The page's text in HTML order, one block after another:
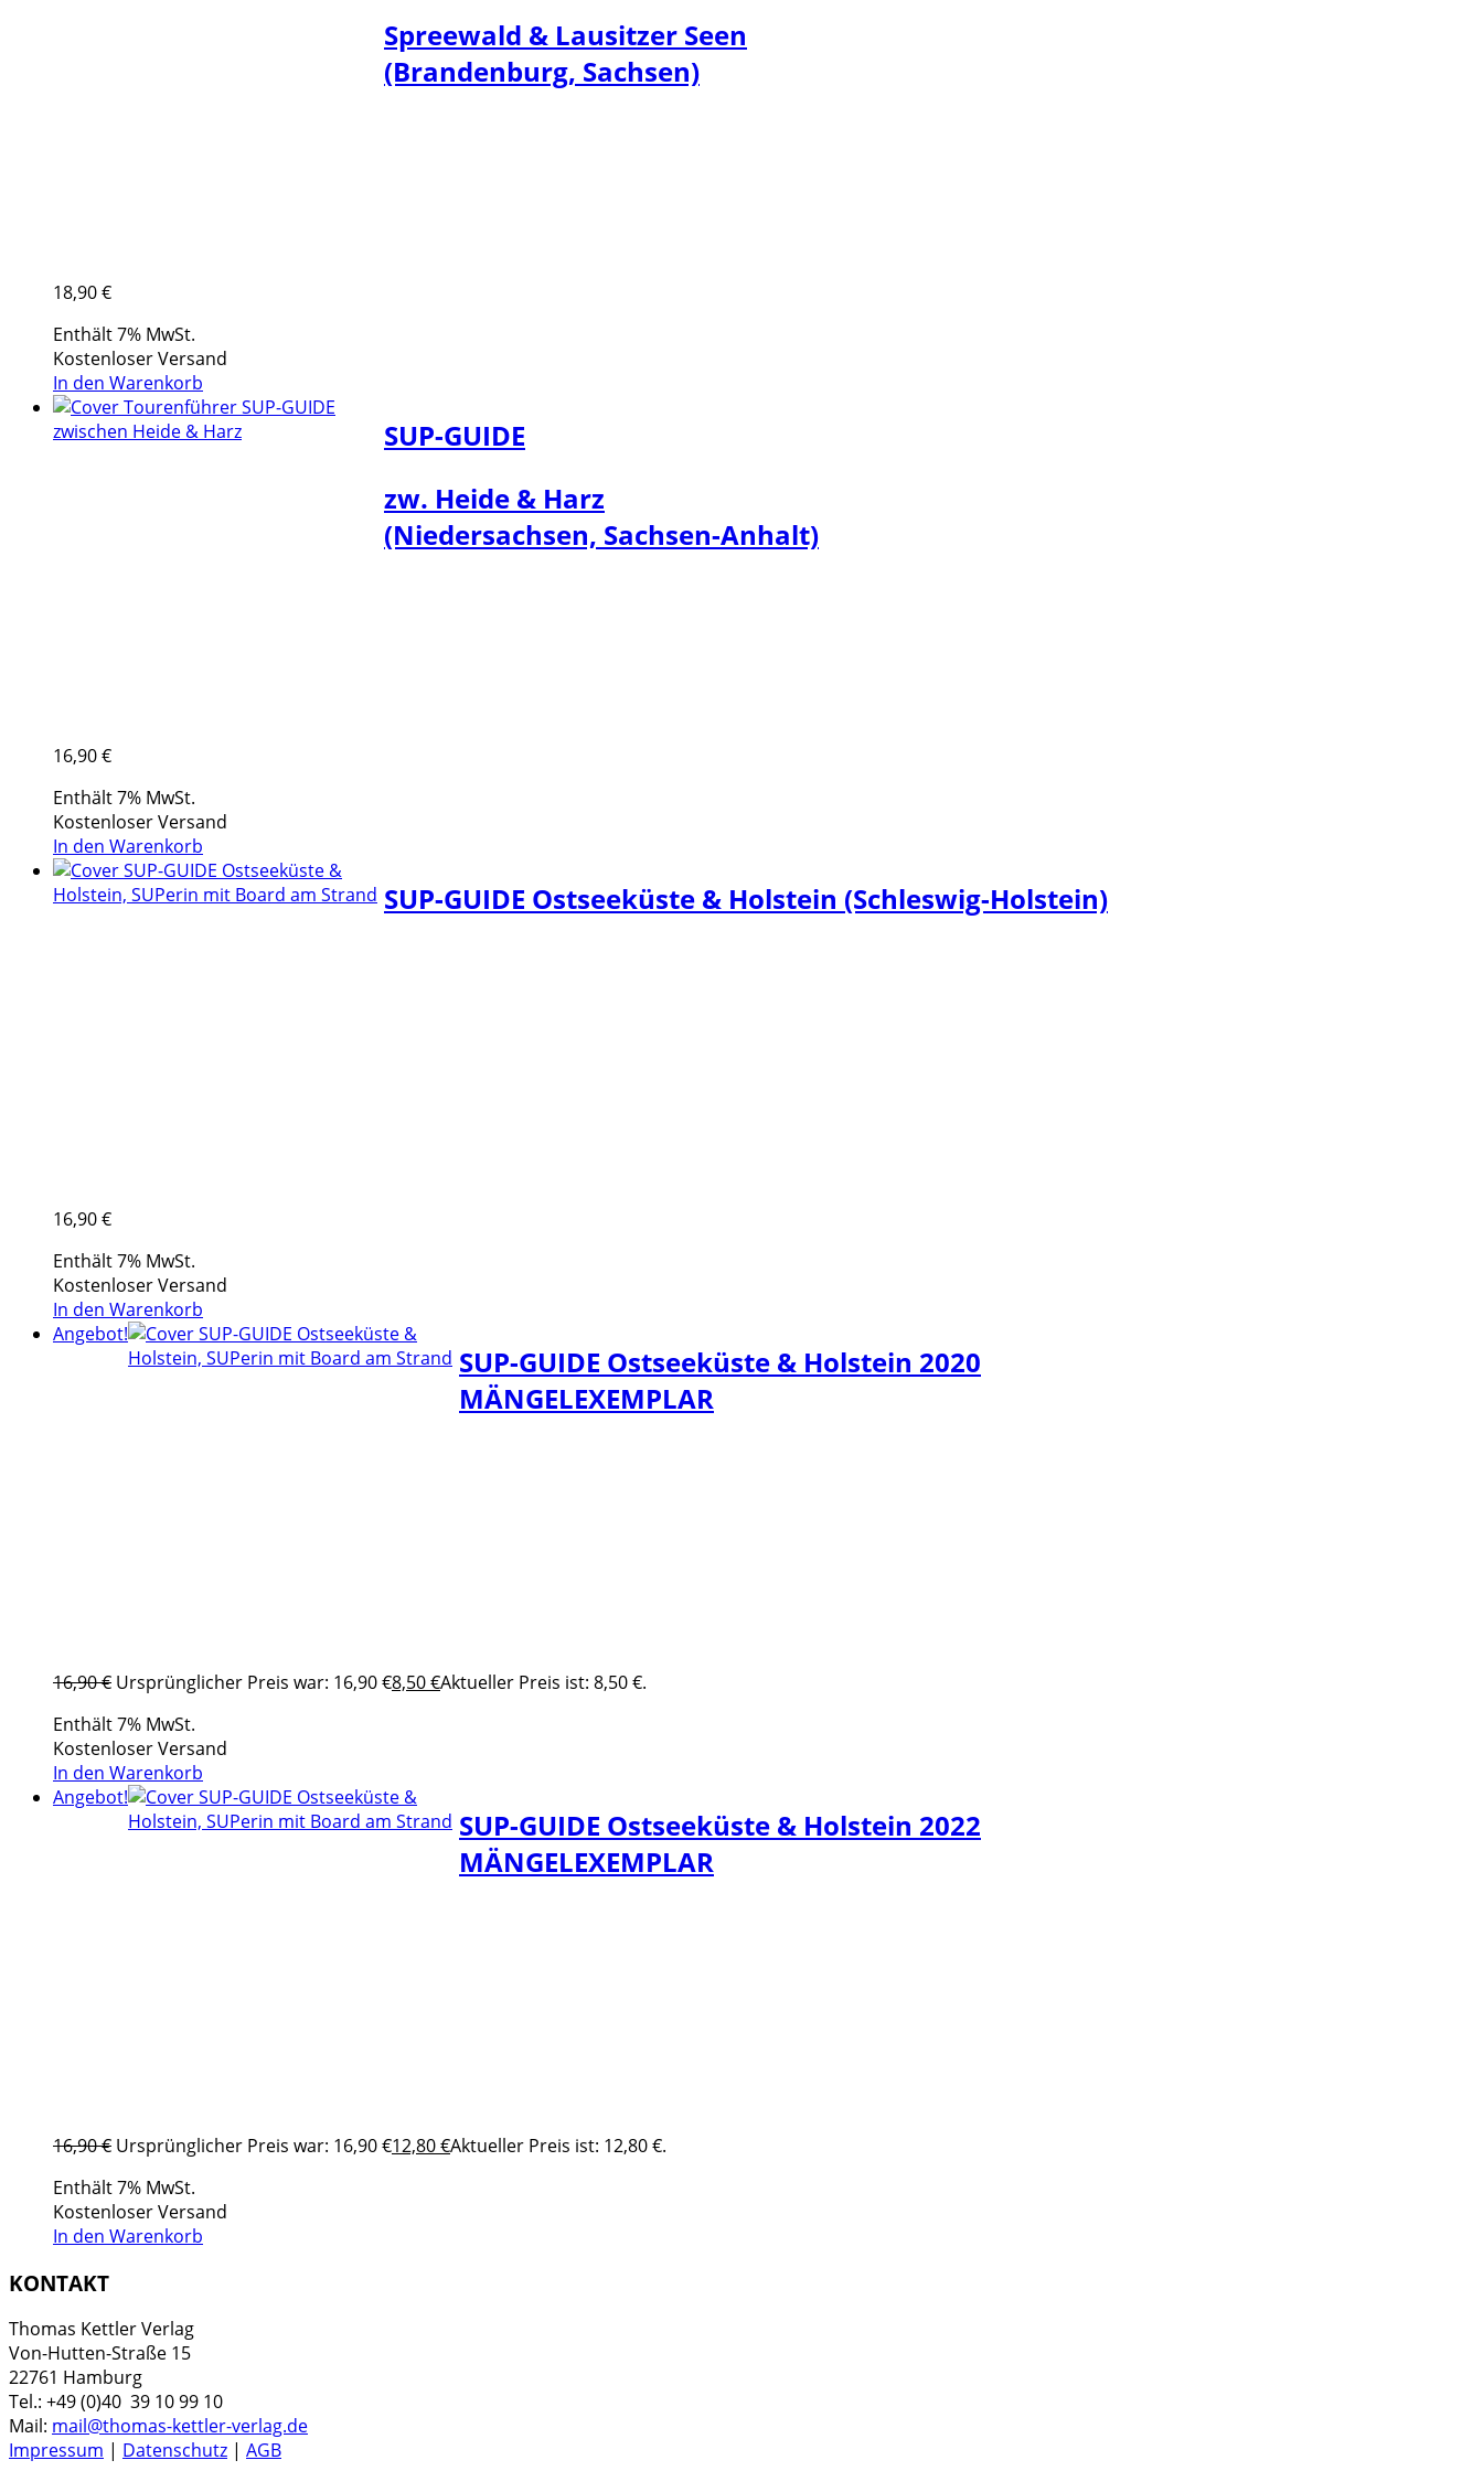
Spreewald & Lausitzer Seen
(Brandenburg, Sachsen)
18,90€
Enthält 7% MwSt.
Kostenloser Versand
In den Warenkorb
SUP-GUIDE
zw. Heide & Harz
(Niedersachsen, Sachsen-Anhalt)
16,90€
Enthält 7% MwSt.
Kostenloser Versand
In den Warenkorb
SUP-GUIDE Ostseeküste & Holstein (Schleswig-Holstein)
16,90€
Enthält 7% MwSt.
Kostenloser Versand
In den Warenkorb
Angebot!
SUP-GUIDE Ostseeküste & Holstein 2020
MÄNGELEXEMPLAR
16,90€ Ursprünglicher Preis war: 16,90 €8,50€Aktueller Preis ist: 8,50 €.
Enthält 7% MwSt.
Kostenloser Versand
In den Warenkorb
Angebot!
SUP-GUIDE Ostseeküste & Holstein 2022
MÄNGELEXEMPLAR
16,90€ Ursprünglicher Preis war: 16,90 €12,80€Aktueller Preis ist: 12,80 €.
Enthält 7% MwSt.
Kostenloser Versand
In den Warenkorb
KONTAKT
Thomas Kettler Verlag
Von-Hutten-Straße 15
22761 Hamburg
Tel.: +49 (0)40 39 10 99 10
Mail: mail@thomas-kettler-verlag.de
Impressum | Datenschutz | AGB